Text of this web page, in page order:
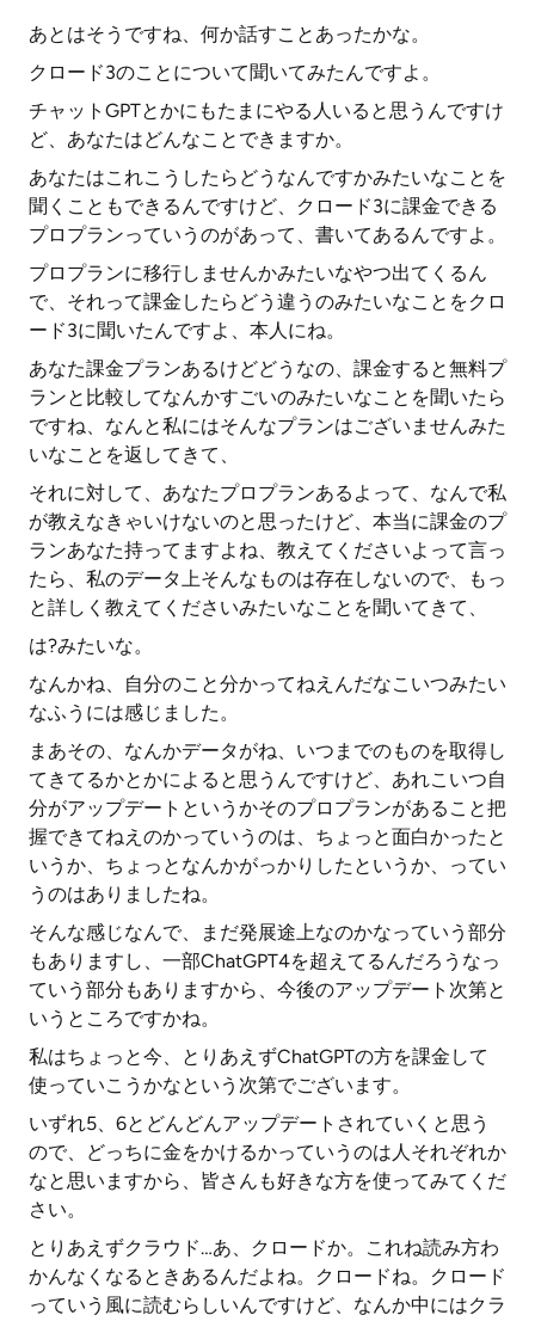
あとはそうですね、何か話すことあったかな。
クロード3のことについて聞いてみたんですよ。
チャットGPTとかにもたまにやる人いると思うんですけ
ど、あなたはどんなことできますか。
あなたはこれこうしたらどうなんですかみたいなことを
聞くこともできるんですけど、クロード3に課金できる
プロプランっていうのがあって、書いてあるんですよ。
プロプランに移行しませんかみたいなやつ出てくるん
で、それって課金したらどう違うのみたいなことをクロ
ード3に聞いたんですよ、本人にね。
あなた課金プランあるけどどうなの、課金すると無料プ
ランと比較してなんかすごいのみたいなことを聞いたら
ですね、なんと私にはそんなプランはございませんみた
いなことを返してきて、
それに対して、あなたプロプランあるよって、なんで私
が教えなきゃいけないのと思ったけど、本当に課金のプ
ランあなた持ってますよね、教えてくださいよって言っ
たら、私のデータ上そんなものは存在しないので、もっ
と詳しく教えてくださいみたいなことを聞いてきて、
は?みたいな。
なんかね、自分のこと分かってねえんだなこいつみたい
なふうには感じました。
まあその、なんかデータがね、いつまでのものを取得し
てきてるかとかによると思うんですけど、あれこいつ自
分がアップデートというかそのプロプランがあること把
握できてねえのかっていうのは、ちょっと面白かったと
いうか、ちょっとなんかがっかりしたというか、ってい
うのはありましたね。
そんな感じなんで、まだ発展途上なのかなっていう部分
もありますし、一部ChatGPT4を超えてるんだろうなっ
ていう部分もありますから、今後のアップデート次第と
いうところですかね。
私はちょっと今、とりあえずChatGPTの方を課金して
使っていこうかなという次第でございます。
いずれ5、6とどんどんアップデートされていくと思う
ので、どっちに金をかけるかっていうのは人それぞれか
なと思いますから、皆さんも好きな方を使ってみてくだ
さい。
とりあえずクラウド…あ、クロードか。これね読み方わ
かんなくなるときあるんだよね。クロードね。クロード
っていう風に読むらしいんですけど、なんか中にはクラ